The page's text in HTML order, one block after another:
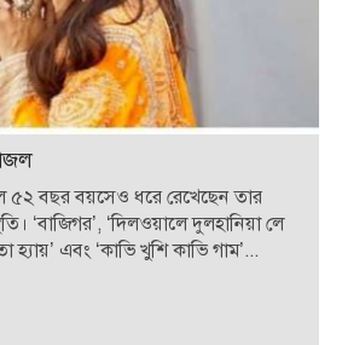
৫২ বছর বয়সেও ধরে রেখেছেন তার
‘বাজিগর’, ‘দিলওয়ালে দুলহানিয়া লে
হ্যায়’ এবং ‘কাভি খুশি কাভি গাম’...